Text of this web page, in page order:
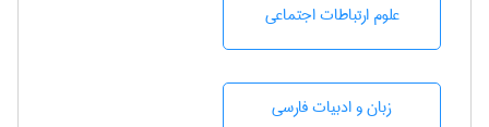
علوم ارتباطات اجتماعی
زبان و ادبيات فارسی